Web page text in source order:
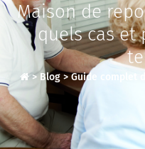
Maison de
quels cas et
>Blog>Guide complet